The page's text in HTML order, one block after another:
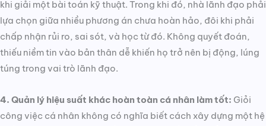
khi giải một bài toán kỹ thuật. Trong khi đó, nhà lãnh đạo phải
lựa chọn giữa nhiều phương án chưa hoàn hảo, đôi khi phải
chấp nhận rủi ro, sai sót, và học từ đó. Không quyết đoán,
thiếu niềm tin vào bản thân dễ khiến họ trở nên bị động, lúng
túng trong vai trò lãnh đạo.
4. Quản lý hiệu suất khác hoàn toàn cá nhân làm tốt: Giỏi
công việc cá nhân không có nghĩa biết cách xây dựng một hệ